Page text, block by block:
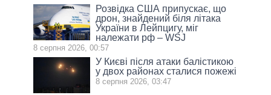
Розвідка США припускає, що
дрон, знайдений біля літака
України в Лейпцигу, міг
належати рф – WSJ
8 серпня 2026, 00:57
У Києві після атаки балістикою
у двох районах сталися пожежі
8 серпня 2026, 03:47